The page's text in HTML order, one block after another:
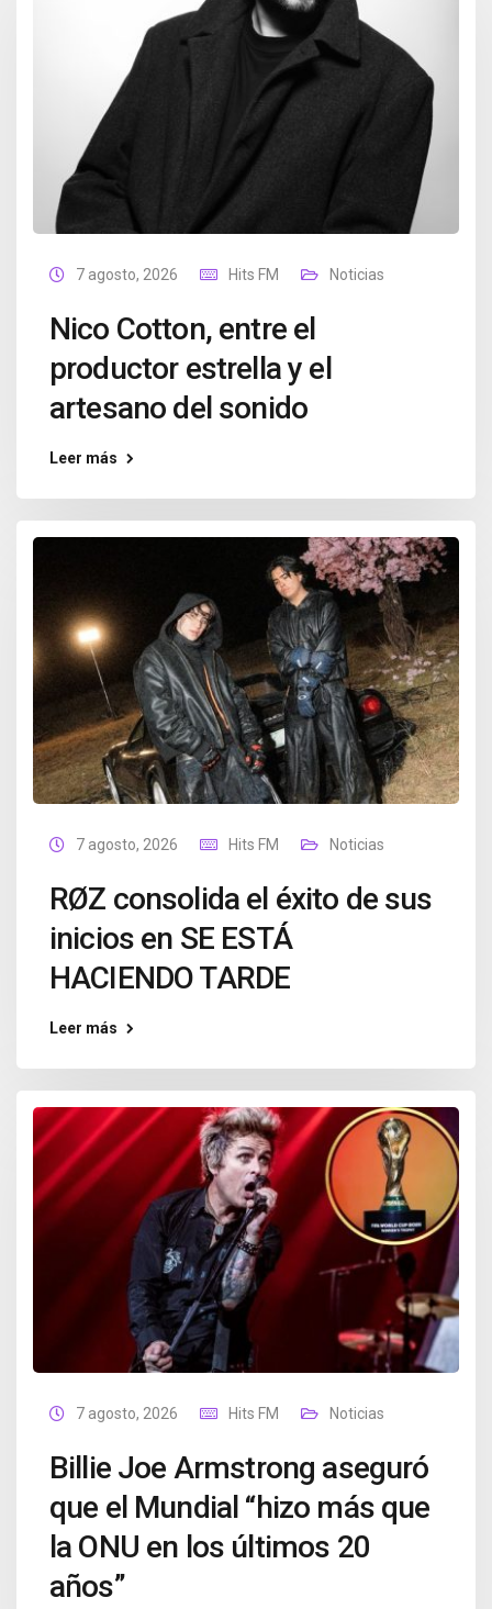
7 agosto, 2026 Hits FM Noticias
Nico Cotton, entre el
productor estrella y el
artesano del sonido
Leer más
7 agosto, 2026 Hits FM Noticias
RØZ consolida el éxito de sus
inicios en SE ESTÁ
HACIENDO TARDE
Leer más
7 agosto, 2026 Hits FM Noticias
Billie Joe Armstrong aseguró
que el Mundial “hizo más que
la ONU en los últimos 20
años”